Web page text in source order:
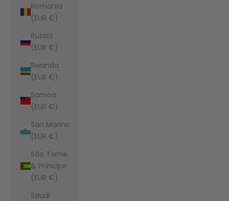
Romania
(EUR €)
Russia
(EUR €)
Rwanda
(EUR €)
Samoa
(EUR €)
San Marino
(EUR €)
São Tomé
& Príncipe
(EUR €)
Saudi